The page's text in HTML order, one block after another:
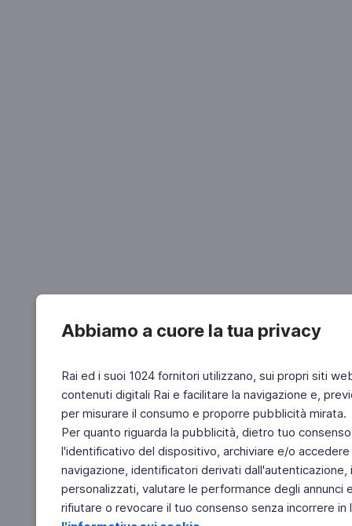
Abbiamo a cuore la tua privacy
Rai ed i suoi 1024 fornitori utilizzano, sui propri siti
contenuti digitali Rai e facilitare la navigazione e,
per misurare il consumo e proporre pubblicità mirata.
Per quanto riguarda la pubblicità, dietro tuo
l'identificativo del dispositivo, archiviare e/o
navigazione, identificatori derivati
personalizzati, valutare le performance degli
rifiutare o revocare il tuo consenso senza incorrere